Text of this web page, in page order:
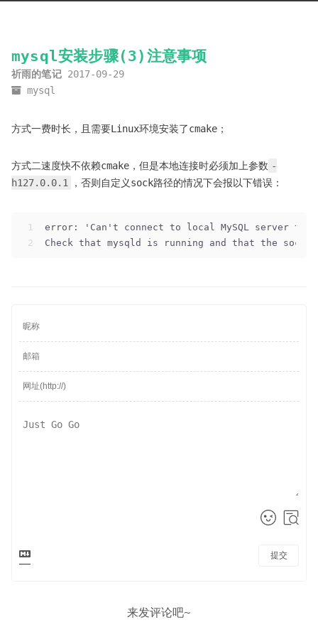
mysql安装步骤(3)注意事项
祈雨的笔记 2017-09-29
mysql
方式一费时长，且需要Linux环境安装了cmake；
方式二速度快不依赖cmake，但是本地连接时必须加上参数 -
h127.0.0.1
，否则自定义sock路径的情况下会报以下错误：
1
2
error: 'Can't connect to local MySQL server
Check that mysqld is running and that the
提交
来发评论吧~